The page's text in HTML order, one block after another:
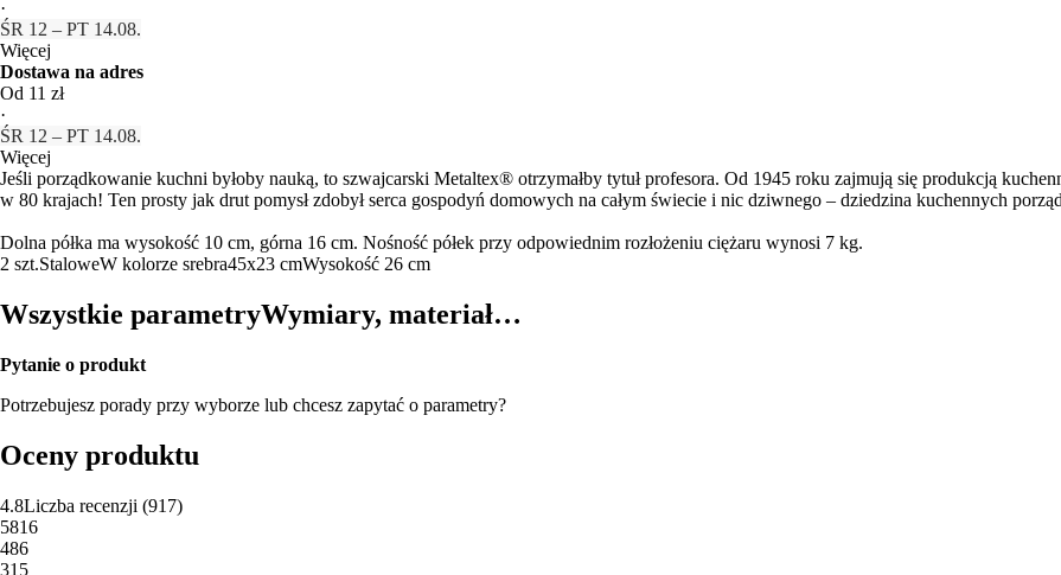
·
ŚR 12 – PT 14.08.
Więcej
Dostawa na adres
Od 11 zł
·
ŚR 12 – PT 14.08.
Więcej
Jeśli porządkowanie kuchni byłoby nauką, to szwajcarski Metaltex® otrzymałby tytuł profesora. Od 1945 roku zajmują się produkcją
w 80 krajach! Ten prosty jak drut pomysł zdobył serca gospodyń domowych na całym świecie i nic dziwnego – dziedzina kuchennych
Dolna półka ma wysokość 10 cm, górna 16 cm. Nośność półek przy odpowiednim rozłożeniu ciężaru wynosi 7 kg.
2 szt.StaloweW kolorze srebra45x23 cmWysokość 26 cm
Wszystkie parametryWymiary, materiał…
Pytanie o produkt
Potrzebujesz porady przy wyborze lub chcesz zapytać o parametry?
Oceny produktu
4.8Liczba recenzji (917)
5816
486
315